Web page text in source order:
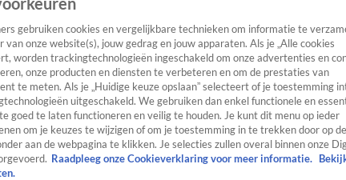
gebruiken cookies en vergelijkbare technieken om informatie te
van onze website(s), jouw gedrag en jouw apparaten. Als je „Alle cookies
worden trackingtechnologieën ingeschakeld om onze advertenties en
onze producten en diensten te verbeteren en om de prestaties van
te meten. Als je „Huidige keuze opslaan” selecteert of je toestemming
uitgeschakeld. We gebruiken dan enkel functionele en
goed te laten functioneren en veilig te houden. Je kunt dit menu op ieder
om je keuzes te wijzigen of om je toestemming in te trekken door op
aan de webpagina te klikken. Je selecties zullen overal binnen onze
Raadpleeg onze Cookieverklaring voor meer informatie.